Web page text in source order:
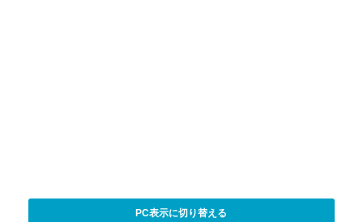
PC表示に切り替える